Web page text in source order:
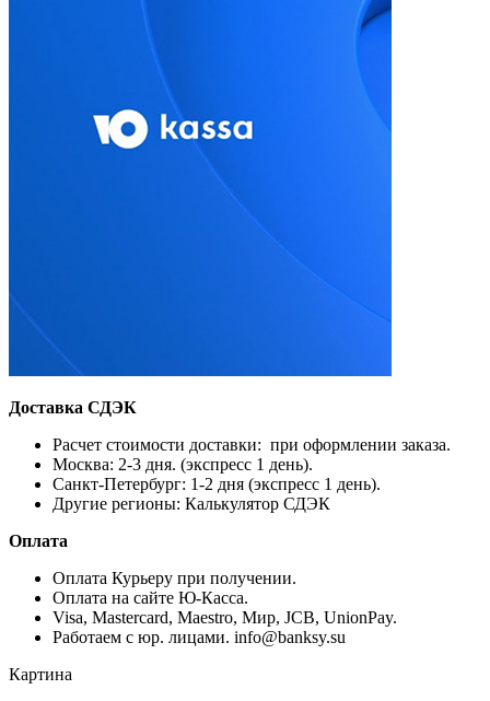
Доставка СДЭК
Расчет стоимости доставки: при оформлении заказа.
Москва: 2-3 дня. (экспресс 1 день).
Санкт-Петербург: 1-2 дня (экспресс 1 день).
Другие регионы: Калькулятор СДЭК
Оплата
Оплата Курьеру при получении.
Оплата на сайте Ю-Касса.
Visa, Mastercard, Maestro, Мир, JCB, UnionPay.
Работаем с юр. лицами. info@banksy.su
Картина